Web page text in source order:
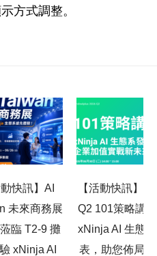
方式調整。
動快訊】AI
未來商務展
蒞臨 T2-9 攤
xNinja AI
【活動快訊】
Q2 101策略講
xNinja AI 生態
表，助您佈局